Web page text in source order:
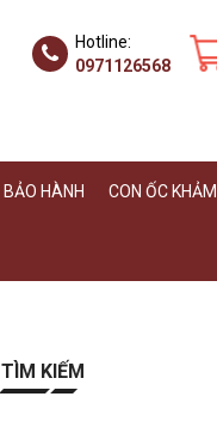
Hotline:
0971126568
BẢO HÀNH CON ỐC KHẢM
TÌM KIẾM